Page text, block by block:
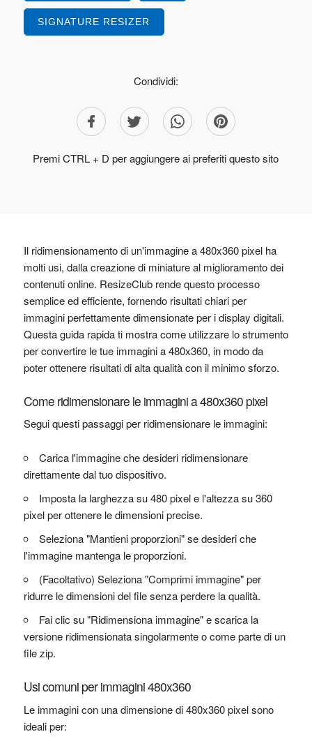
SIGNATURE RESIZER
Condividi:
Premi CTRL + D per aggiungere ai preferiti questo sito
Il ridimensionamento di un'immagine a 480x360 pixel ha
molti usi, dalla creazione di miniature al miglioramento dei
contenuti online. ResizeClub rende questo processo
semplice ed efficiente, fornendo risultati chiari per
immagini perfettamente dimensionate per i display digitali.
Questa guida rapida ti mostra come utilizzare lo strumento
per convertire le tue immagini a 480x360, in modo da
poter ottenere risultati di alta qualità con il minimo sforzo.
Come ridimensionare le immagini a 480x360 pixel
Segui questi passaggi per ridimensionare le immagini:
Carica l'immagine che desideri ridimensionare
direttamente dal tuo dispositivo.
Imposta la larghezza su 480 pixel e l'altezza su 360
pixel per ottenere le dimensioni precise.
Seleziona "Mantieni proporzioni" se desideri che
l'immagine mantenga le proporzioni.
(Facoltativo) Seleziona "Comprimi immagine" per
ridurre le dimensioni del file senza perdere la qualità.
Fai clic su "Ridimensiona immagine" e scarica la
versione ridimensionata singolarmente o come parte di un
file zip.
Usi comuni per immagini 480x360
Le immagini con una dimensione di 480x360 pixel sono
ideali per: